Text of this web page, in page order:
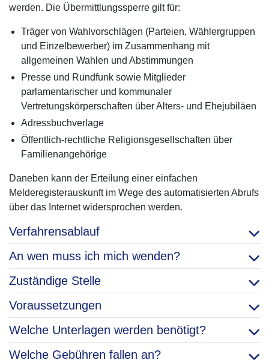
werden. Die Übermittlungssperre gilt für:
Träger von Wahlvorschlägen (Parteien, Wählergruppen
und Einzelbewerber) im Zusammenhang mit
allgemeinen Wahlen und Abstimmungen
Presse und Rundfunk sowie Mitglieder
parlamentarischer und kommunaler
Vertretungskörperschaften über Alters- und Ehejubiläen
Adressbuchverlage
Öffentlich-rechtliche Religionsgesellschaften über
Familienangehörige
Daneben kann der Erteilung einer einfachen
Melderegisterauskunft im Wege des automatisierten Abrufs
über das Internet widersprochen werden.
Verfahrensablauf
An wen muss ich mich wenden?
Zuständige Stelle
Voraussetzungen
Welche Unterlagen werden benötigt?
Welche Gebühren fallen an?